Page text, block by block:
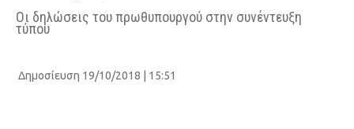
Viral
City Guide
Οι δηλώσεις του πρωθυπουργού στην συνέντευξη
τύπου
Δημοσίευση 19/10/2018 | 15:51